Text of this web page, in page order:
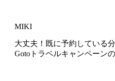
MIKI
大丈夫！既に予約している
Gotoトラベルキャンペーン